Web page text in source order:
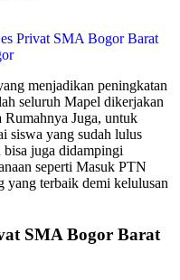
menjadikan peningkatan
seluruh Mapel dikerjakan
Rumahnya Juga, untuk
siswa yang sudah lulus
juga didampingi
seperti Masuk PTN
yang terbaik demi kelulusan
SMA Bogor Barat